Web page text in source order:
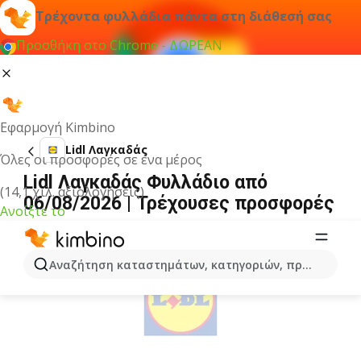
Τρέχοντα φυλλάδια πάντα στη διάθεσή σας
Προσθήκη στο Chrome - ΔΩΡΕΑΝ
Εφαρμογή Kimbino
Όλες οι προσφορές σε ένα μέρος
(14,1 χιλ. αξιολογήσεις)
Ανοίξτε το
Αναζήτηση καταστημάτων, κατηγοριών, προϊόντων...
Lidl Λαγκαδάς
Lidl Λαγκαδάς Φυλλάδιο από
06/08/2026 | Τρέχουσες προσφορές